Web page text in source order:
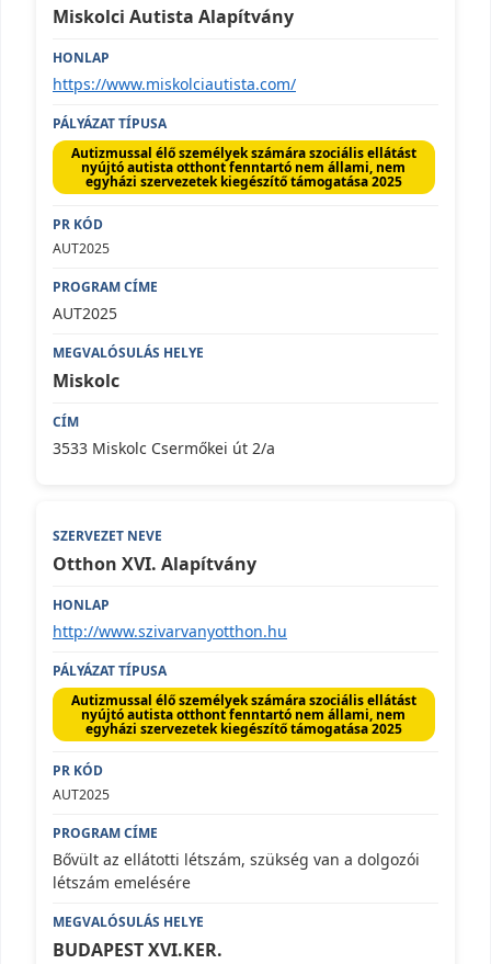
Miskolci Autista Alapítvány
https://www.miskolciautista.com/
Autizmussal élő személyek számára szociális ellátást
nyújtó autista otthont fenntartó nem állami, nem
egyházi szervezetek kiegészítő támogatása 2025
AUT2025
AUT2025
Miskolc
3533 Miskolc Csermőkei út 2/a
Otthon XVI. Alapítvány
http://www.szivarvanyotthon.hu
Autizmussal élő személyek számára szociális ellátást
nyújtó autista otthont fenntartó nem állami, nem
egyházi szervezetek kiegészítő támogatása 2025
AUT2025
Bővült az ellátotti létszám, szükség van a dolgozói
létszám emelésére
BUDAPEST XVI.KER.